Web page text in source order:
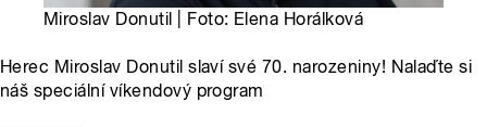
Miroslav Donutil | Foto: Elena Horálková
Herec Miroslav Donutil slaví své 70. narozeniny! Nalaďte si
náš speciální víkendový program